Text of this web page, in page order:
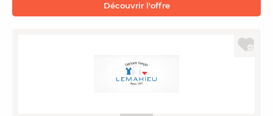
Découvrir l'offre